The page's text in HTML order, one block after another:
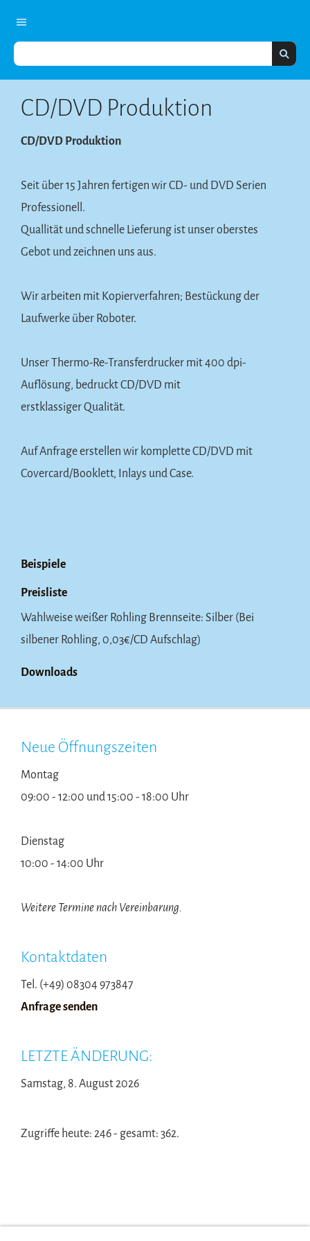
CD/DVD Produktion
CD/DVD Produktion
Seit über 15 Jahren fertigen wir CD- und DVD Serien
Professionell.
Quallität und schnelle Lieferung ist unser oberstes
Gebot und zeichnen uns aus.
Wir arbeiten mit Kopierverfahren; Bestückung der
Laufwerke über Roboter.
Unser Thermo-Re-Transferdrucker mit 400 dpi-
Auflösung, bedruckt CD/DVD mit
erstklassiger Qualität.
Auf Anfrage erstellen wir komplette CD/DVD mit
Covercard/Booklett, Inlays und Case.
Beispiele
Preisliste
Wahlweise weißer Rohling Brennseite: Silber (Bei
silbener Rohling, 0,03€/CD Aufschlag)
Downloads
Neue Öffnungszeiten
Montag
09:00 - 12:00 und 15:00 - 18:00 Uhr
Dienstag
10:00 - 14:00 Uhr
Weitere Termine nach Vereinbarung.
Kontaktdaten
Tel. (+49) 08304 973847
Anfrage senden
LETZTE ÄNDERUNG:
Samstag, 8. August 2026
Zugriffe heute: 246 - gesamt: 362.